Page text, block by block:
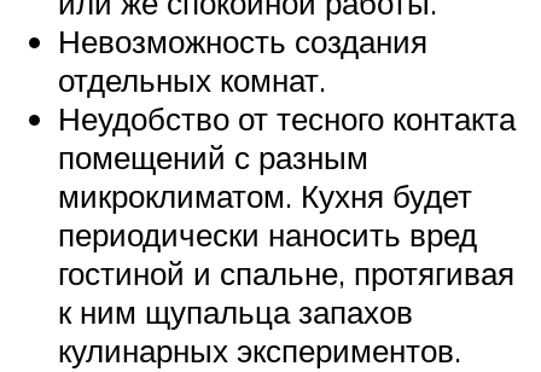
Невозможность создания
отдельных комнат.
Неудобство от тесного контакта
помещений с разным
микроклиматом. Кухня будет
периодически наносить вред
гостиной и спальне, протягивая
к ним щупальца запахов
кулинарных экспериментов.